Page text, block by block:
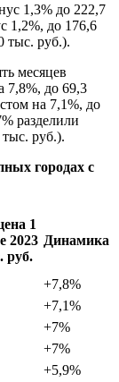
1,3% до 222,7
1,2%, до 176,6
тыс. руб.).
месяцев
7,8%, до 69,3
на 7,1%, до
разделили
руб.).
городах с
1
2023
руб.
Динамика
+7,8%
+7,1%
+7%
+7%
+5,9%